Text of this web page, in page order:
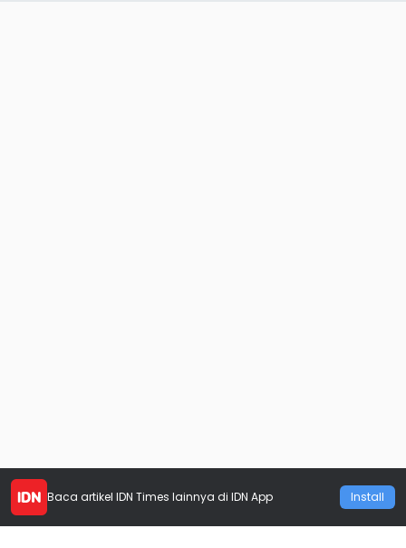
Baca artikel IDN Times lainnya di IDN App Install